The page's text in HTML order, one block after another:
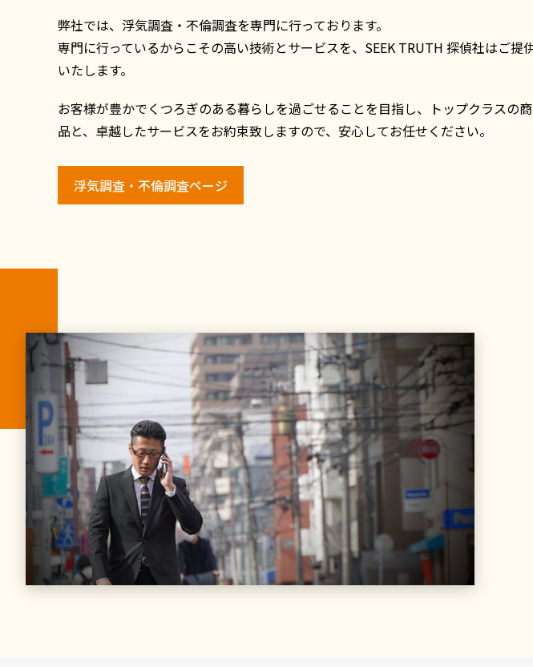
弊社では、浮気調査・不倫調査を専門に行っております。
専門に行っているからこその高い技術とサービスを、SEEK TRUTH 探偵社はご提
いたします。
お客様が豊かでくつろぎのある暮らしを過ごせることを目指し、トップクラスの商
品と、卓越したサービスをお約束致しますので、安心してお任せください。
浮気調査・不倫調査ページ